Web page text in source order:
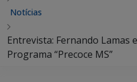
Notícias
Entrevista: Fernando Lamas
Programa “Precoce MS”